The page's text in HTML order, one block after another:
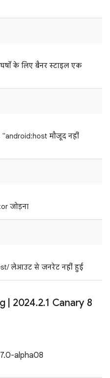
के लिए बैनर स्टाइल एक
मौजूद नहीं
जोड़ना
लेआउट से जनरेट नहीं हुई
2024.2.1 Canary 8
alpha08